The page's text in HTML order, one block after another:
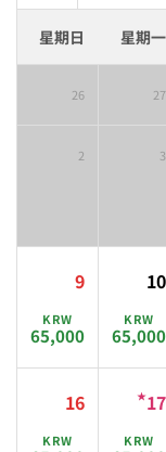
星期日 星期一
26 27
2 3
9
KRW
65,000
10
KRW
65,000
16
KRW
★17
KRW